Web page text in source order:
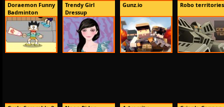
Doraemon Funny
Badminton
Trendy Girl
Dressup
Gunz.io Robo territories